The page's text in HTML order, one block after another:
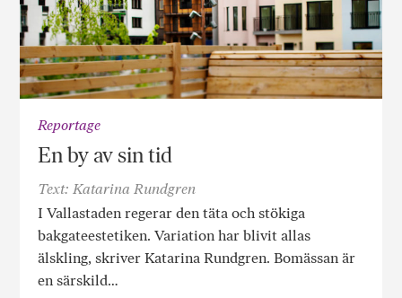
Reportage
En by av sin tid
Text: Katarina Rundgren
I Vallastaden regerar den täta och stökiga
bakgateestetiken. Variation har blivit allas
älskling, skriver Katarina Rundgren. Bomässan är
en särskild…